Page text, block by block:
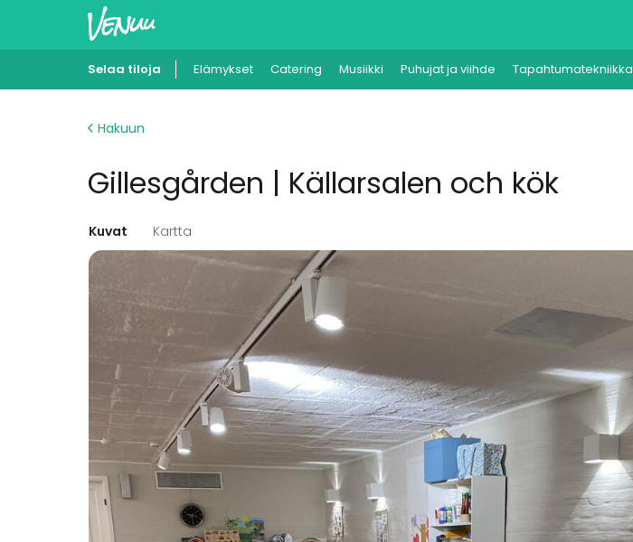
Selaa tiloja Elämykset Catering Musiikki Puhujat ja viihde Tapahtumatekniikka
Hakuun
Gillesgården | Källarsalen och kök
Kuvat Kartta